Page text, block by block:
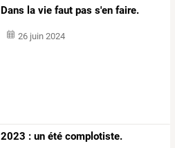
Dans la vie faut pas s'en faire.
26 juin 2024
2023 : un été complotiste.